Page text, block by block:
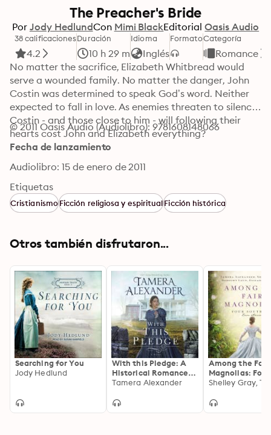
The Preacher's Bride
Por Jody HedlundCon Mimi BlackEditorial Oasis Audio
38 calificaciones
4.2
Duración
10 h 29 m
Idioma
Inglés
FormatoCategoría
Romance
No matter the sacrifice, Elizabeth Whitbread would
serve a wounded family. No matter the danger, John
Costin was determined to speak God’s word. Neither
expected to fall in love. As enemies threaten to silence
Costin - and those close to him - will following their
hearts cost John and Elizabeth everything?
© 2011 Oasis Audio (Audiolibro): 9781608148066
Fecha de lanzamiento
Audiolibro: 15 de enero de 2011
Etiquetas
CristianismoFicción religiosa y espiritualFicción histórica
Otros también disfrutaron...
Searching for You
Jody Hedlund
With this Pledge: A
Historical Romance
Featuring Letters
People from History
Tamera Alexander
Among the Fair
Magnolias: Four
Southern Love